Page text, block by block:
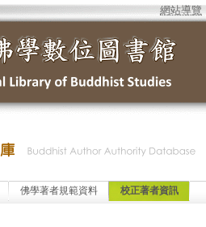
網站導覽
佛學著者規範資料 校正著者資訊